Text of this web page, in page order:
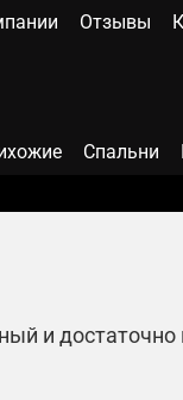
Отзывы
Спальни
и